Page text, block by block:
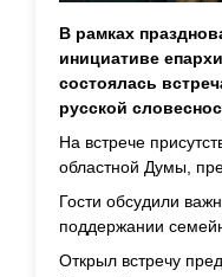
В рамках
инициативе
состоялась
русской
На встрече
областной Думы,
Гости обсудили
поддержании
Открыл встречу